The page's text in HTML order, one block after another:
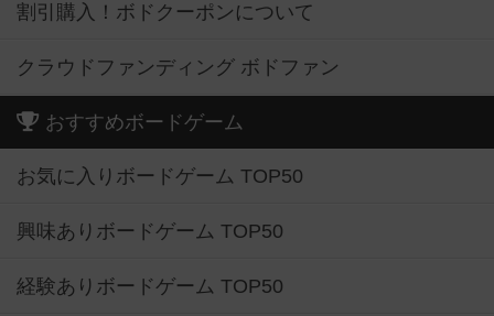
割引購入！ボドクーポンについて
クラウドファンディング ボドファン
おすすめボードゲーム
お気に入りボードゲーム TOP50
興味ありボードゲーム TOP50
経験ありボードゲーム TOP50